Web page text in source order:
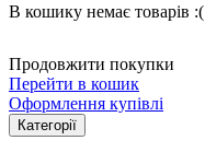
В кошику немає товарів :(
Продовжити покупки
Перейти в кошик
Оформлення купівлі
Категорії